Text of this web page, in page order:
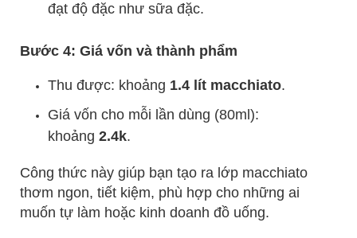
đạt độ đặc như sữa đặc.
Bước 4: Giá vốn và thành phẩm
Thu được: khoảng 1.4 lít macchiato.
Giá vốn cho mỗi lần dùng (80ml):
khoảng 2.4k.
Công thức này giúp bạn tạo ra lớp macchiato
thơm ngon, tiết kiệm, phù hợp cho những ai
muốn tự làm hoặc kinh doanh đồ uống.